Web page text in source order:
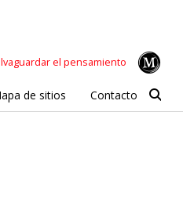
el pensamiento
de sitios Contacto